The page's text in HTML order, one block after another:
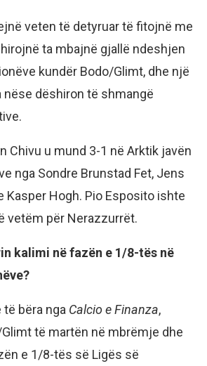
veten të detyruar të fitojnë me
ta mbajnë gjallë ndeshjen
kundër Bodo/Glimt, dhe një
dëshiron të shmangë
Chivu u mund 3-1 në Arktik javën
nga Sondre Brunstad Fet, Jens
Kasper Hogh. Pio Esposito ishte
vetëm për Nerazzurrët.
kalimi në fazën e 1/8-tës në
bëra nga Calcio e Finanza,
të martën në mbrëmje dhe
e 1/8-tës së Ligës së